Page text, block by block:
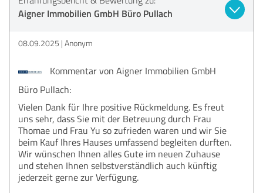
Aigner Immobilien GmbH Büro Pullach
08.09.2025 Anonym
Kommentar von Aigner Immobilien GmbH
Büro Pullach:
Vielen Dank für Ihre positive Rückmeldung. Es freut
uns sehr, dass Sie mit der Betreuung durch Frau
Thomae und Frau Yu so zufrieden waren und wir Sie
beim Kauf Ihres Hauses umfassend begleiten durften.
Wir wünschen Ihnen alles Gute im neuen Zuhause
und stehen Ihnen selbstverständlich auch künftig
jederzeit gerne zur Verfügung.